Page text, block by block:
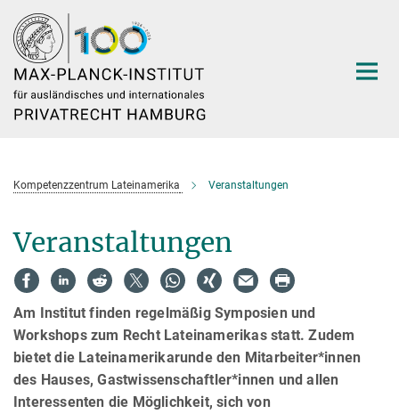
Hauptinhalt
Kompetenzzentrum Lateinamerika Veranstaltungen
Veranstaltungen
Am Institut finden regelmäßig Symposien und
Workshops zum Recht Lateinamerikas statt. Zudem
bietet die Lateinamerikarunde den Mitarbeiter*innen
des Hauses, Gastwissenschaftler*innen und allen
Interessenten die Möglichkeit, sich von